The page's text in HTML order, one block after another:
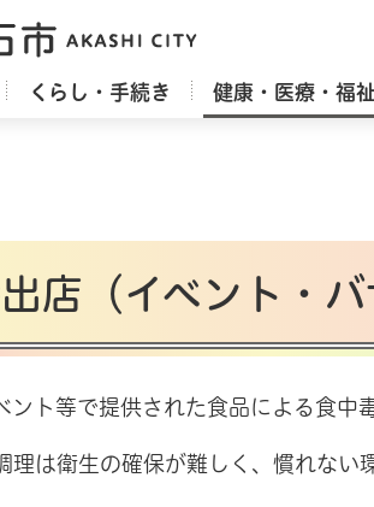
くらし・手続き 健康・医療・福祉
店（イベント・
ント等で提供された食品による食中
理は衛生の確保が難しく、慣れな